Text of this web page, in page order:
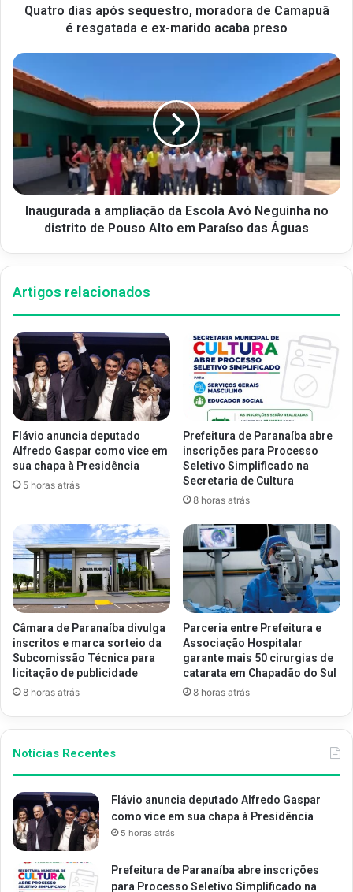
Quatro dias após sequestro, moradora de Camapuã
é resgatada e ex-marido acaba preso
Inaugurada a ampliação da Escola Avó Neguinha no
distrito de Pouso Alto em Paraíso das Águas
Artigos relacionados
Flávio anuncia deputado
Alfredo Gaspar como vice em
sua chapa à Presidência
5 horas atrás
Prefeitura de Paranaíba abre
inscrições para Processo
Seletivo Simplificado na
Secretaria de Cultura
8 horas atrás
Câmara de Paranaíba divulga
inscritos e marca sorteio da
Subcomissão Técnica para
licitação de publicidade
8 horas atrás
Parceria entre Prefeitura e
Associação Hospitalar
garante mais 50 cirurgias de
catarata em Chapadão do Sul
8 horas atrás
Notícias Recentes
Flávio anuncia deputado Alfredo Gaspar
como vice em sua chapa à Presidência
5 horas atrás
Prefeitura de Paranaíba abre inscrições
para Processo Seletivo Simplificado na